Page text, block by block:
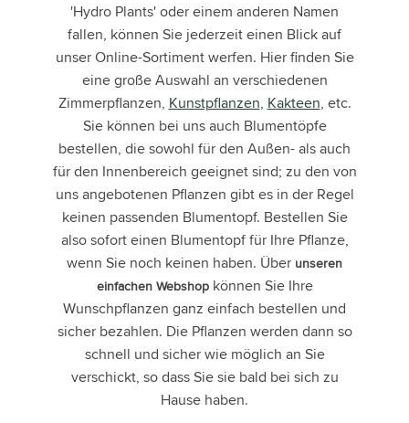
'Hydro Plants' oder einem anderen Namen
fallen, können Sie jederzeit einen Blick auf
unser Online-Sortiment werfen. Hier finden Sie
eine große Auswahl an verschiedenen
Zimmerpflanzen, Kunstpflanzen, Kakteen, etc.
Sie können bei uns auch Blumentöpfe
bestellen, die sowohl für den Außen- als auch
für den Innenbereich geeignet sind; zu den von
uns angebotenen Pflanzen gibt es in der Regel
keinen passenden Blumentopf. Bestellen Sie
also sofort einen Blumentopf für Ihre Pflanze,
wenn Sie noch keinen haben. Über unseren
einfachen Webshopkönnen Sie Ihre
Wunschpflanzen ganz einfach bestellen und
sicher bezahlen. Die Pflanzen werden dann so
schnell und sicher wie möglich an Sie
verschickt, so dass Sie sie bald bei sich zu
Hause haben.